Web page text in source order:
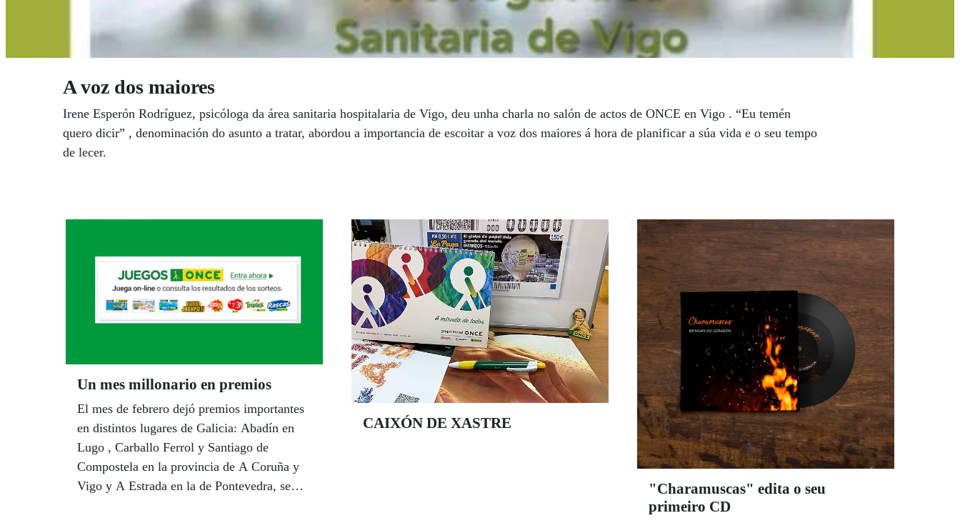
A voz dos maiores
Irene Esperón Rodríguez, psicóloga da área sanitaria hospitalaria de Vigo, deu unha charla no salón de actos de ONCE en Vigo . “Eu temén
quero dicir” , denominación do asunto a tratar, abordou a importancia de escoitar a voz dos maiores á hora de planificar a súa vida e o seu tempo
de lecer.
Un mes millonario en premios
El mes de febrero dejó premios importantes
en distintos lugares de Galicia: Abadín en
Lugo , Carballo Ferrol y Santiago de
Compostela en la provincia de A Coruña y
Vigo y A Estrada en la de Pontevedra, se
CAIXÓN DE XASTRE
"Charamuscas" edita o seu
primeiro CD